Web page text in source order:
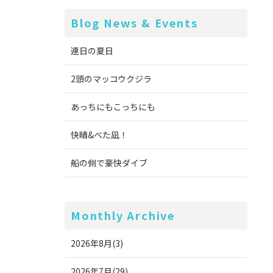
Blog News & Events
連日の夏日
2頭のマッコウクジラ
あっちにもこっちにも
快晴&べた凪！
船の側で豪快ダイブ
Monthly Archive
2026年8月(3)